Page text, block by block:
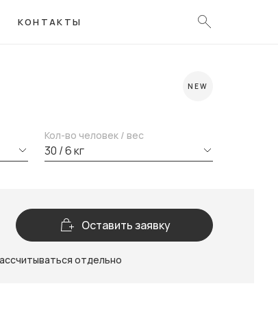
КОНТАКТЫ
NEW
Кол-во человек / вес
30 / 6 кг
Оставить заявку
отдельно